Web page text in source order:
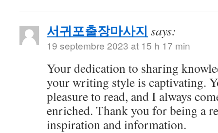
서귀포출장마사지 says:
19 septembre 2023 at 15 h 17 min
Your dedication to sharing
your writing style is captivating.
pleasure to read, and I always
enriched. Thank you for being a
inspiration and information.